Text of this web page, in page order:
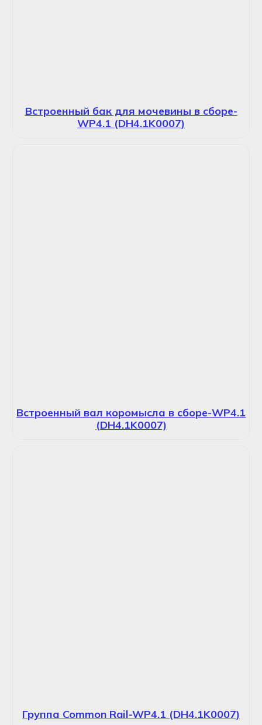
Встроенный бак для мочевины в сборе-
WP4.1 (DH4.1K0007)
Встроенный вал коромысла в сборе-WP4.1
(DH4.1K0007)
Группа Common Rail-WP4.1 (DH4.1K0007)